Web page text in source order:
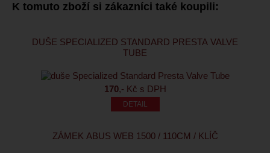
K tomuto zboží si zákazníci také koupili:
DUŠE SPECIALIZED STANDARD PRESTA VALVE
TUBE
170,- Kč s DPH
ZÁMEK ABUS WEB 1500 / 110CM / KLÍČ